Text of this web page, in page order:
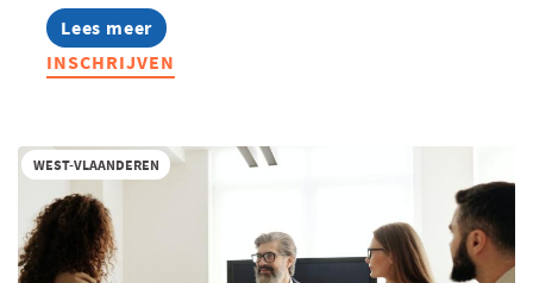
Lees meer
about
Bryo
StartUp
-
najaar
2026
INSCHRIJVEN
WEST-VLAANDEREN